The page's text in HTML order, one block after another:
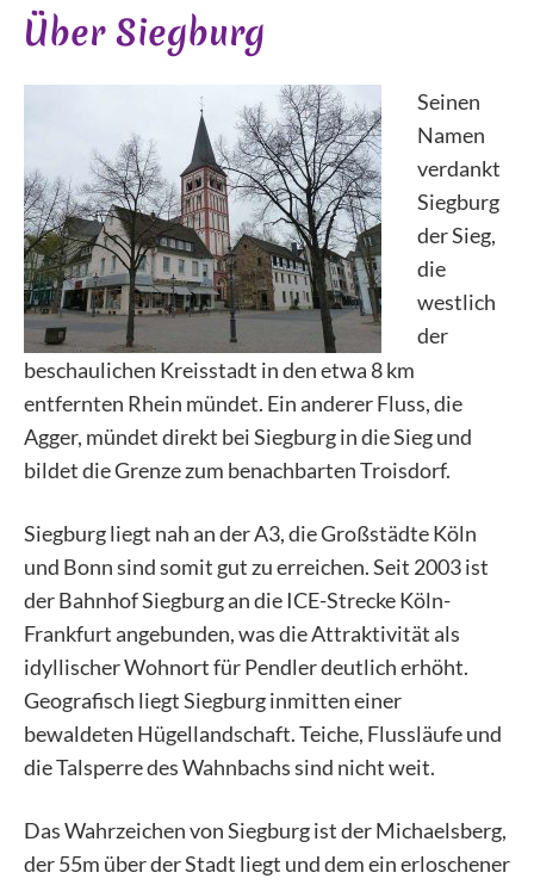
Über Siegburg
Seinen
Namen
verdankt
Siegburg
der Sieg,
die
westlich
der
beschaulichen Kreisstadt in den etwa 8 km
entfernten Rhein mündet. Ein anderer Fluss, die
Agger, mündet direkt bei Siegburg in die Sieg und
bildet die Grenze zum benachbarten Troisdorf.
Siegburg liegt nah an der A3, die Großstädte Köln
und Bonn sind somit gut zu erreichen. Seit 2003 ist
der Bahnhof Siegburg an die ICE-Strecke Köln-
Frankfurt angebunden, was die Attraktivität als
idyllischer Wohnort für Pendler deutlich erhöht.
Geografisch liegt Siegburg inmitten einer
bewaldeten Hügellandschaft. Teiche, Flussläufe und
die Talsperre des Wahnbachs sind nicht weit.
Das Wahrzeichen von Siegburg ist der Michaelsberg,
der 55m über der Stadt liegt und dem ein erloschener